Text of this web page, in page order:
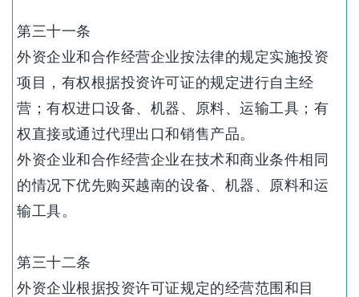
第三十一条
外资企业和合作经营企业按法律的规定实施投资
项目，有权根据投资许可证的规定进行自主经
营；有权进口设备、机器、原料、运输工具；有
权直接或通过代理出口和销售产品。
外资企业和合作经营企业在技术和商业条件相同
的情况下优先购买越南的设备、机器、原料和运
输工具。
第三十二条
外资企业根据投资许可证规定的经营范围和目